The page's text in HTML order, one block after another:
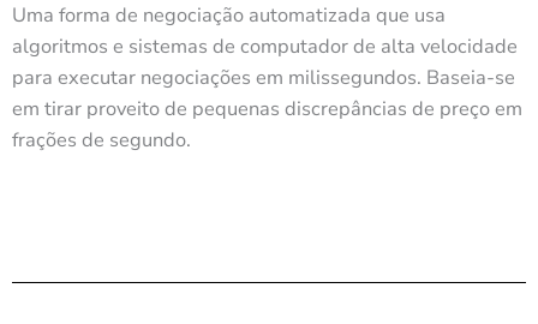
Uma forma de negociação automatizada que usa
algoritmos e sistemas de computador de alta velocidade
para executar negociações em milissegundos. Baseia-se
em tirar proveito de pequenas discrepâncias de preço em
frações de segundo.